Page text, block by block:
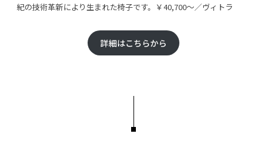
紀の技術革新により生まれた椅子です。￥40,700〜／ヴィトラ
詳細はこちらから